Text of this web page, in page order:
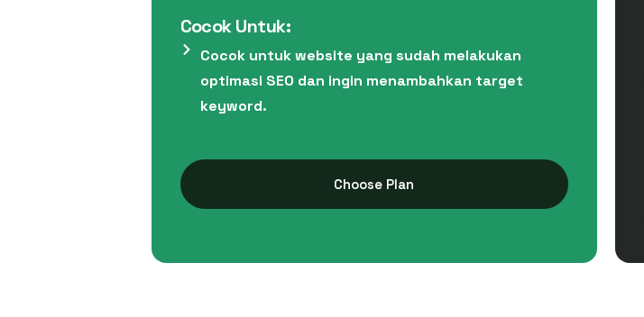
Cocok Untuk:
Cocok untuk website yang sudah melakukan
optimasi SEO dan ingin menambahkan target
keyword.
Choose Plan